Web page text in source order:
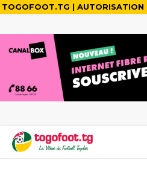
TOGOFOOT.TG |